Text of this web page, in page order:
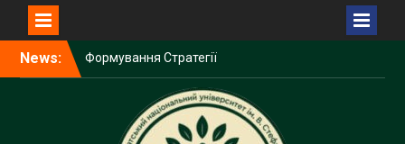
News:
Формування Стратегії
ветеранської політики і
ветеранського простору у
Щиро вітаємо доцентку